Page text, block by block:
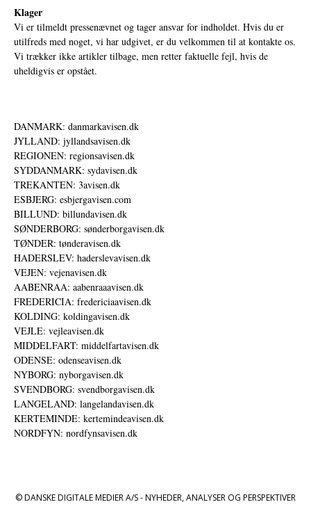
Klager
Vi er tilmeldt pressenævnet og tager ansvar for indholdet. Hvis du er
utilfreds med noget, vi har udgivet, er du velkommen til at kontakte os.
Vi trækker ikke artikler tilbage, men retter faktuelle fejl, hvis de
uheldigvis er opstået.
DANMARK: danmarkavisen.dk
JYLLAND: jyllandsavisen.dk
REGIONEN: regionsavisen.dk
SYDDANMARK: sydavisen.dk
TREKANTEN: 3avisen.dk
ESBJERG: esbjergavisen.com
BILLUND: billundavisen.dk
SØNDERBORG: sønderborgavisen.dk
TØNDER: tønderavisen.dk
HADERSLEV: haderslevavisen.dk
VEJEN: vejenavisen.dk
AABENRAA: aabenraaavisen.dk
FREDERICIA: fredericiaavisen.dk
KOLDING: koldingavisen.dk
VEJLE: vejleavisen.dk
MIDDELFART: middelfartavisen.dk
ODENSE: odenseavisen.dk
NYBORG: nyborgavisen.dk
SVENDBORG: svendborgavisen.dk
LANGELAND: langelandavisen.dk
KERTEMINDE: kertemindeavisen.dk
NORDFYN: nordfynsavisen.dk
© DANSKE DIGITALE MEDIER A/S - NYHEDER, ANALYSER OG PERSPEKTIVER